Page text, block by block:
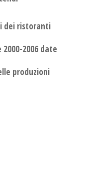
dei ristoranti
2006 date
produzioni